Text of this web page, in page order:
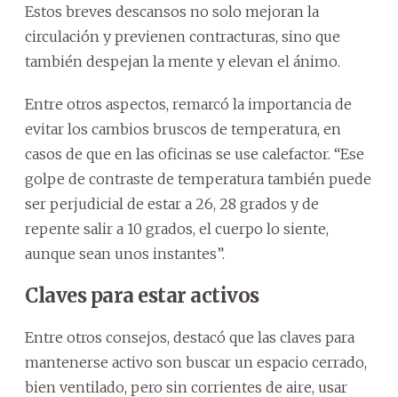
Estos breves descansos no solo mejoran la
circulación y previenen contracturas, sino que
también despejan la mente y elevan el ánimo.
Entre otros aspectos, remarcó la importancia de
evitar los cambios bruscos de temperatura, en
casos de que en las oficinas se use calefactor. “Ese
golpe de contraste de temperatura también puede
ser perjudicial de estar a 26, 28 grados y de
repente salir a 10 grados, el cuerpo lo siente,
aunque sean unos instantes”.
Claves para estar activos
Entre otros consejos, destacó que las claves para
mantenerse activo son buscar un espacio cerrado,
bien ventilado, pero sin corrientes de aire, usar